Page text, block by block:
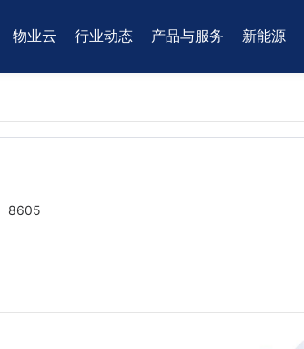
物业云 行业动态 产品与服务 新能源
8605